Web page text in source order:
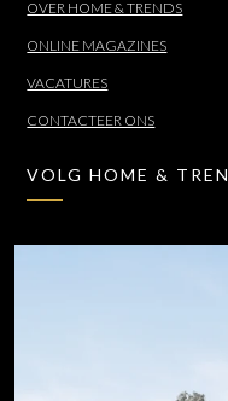
OVER HOME & TRENDS
ONLINE MAGAZINES
VACATURES
CONTACTEER ONS
VOLG HOME &